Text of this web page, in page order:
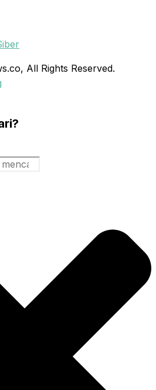
All Rights Reserved.